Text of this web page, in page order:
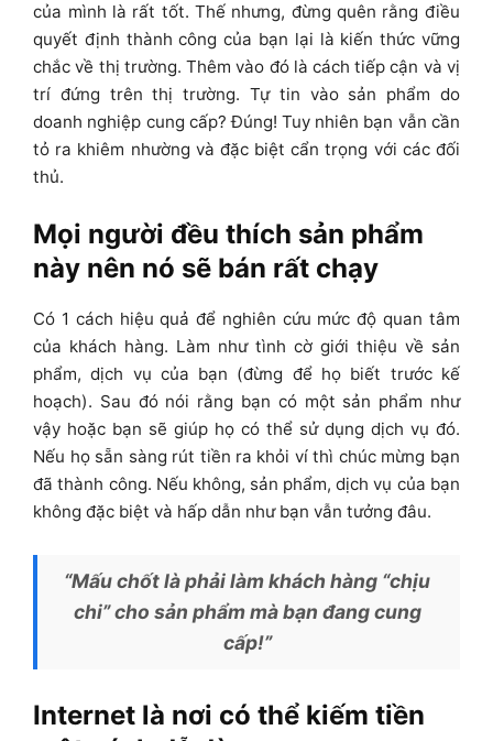
của mình là rất tốt. Thế nhưng, đừng quên rằng điều
quyết định thành công của bạn lại là kiến thức vững
chắc về thị trường. Thêm vào đó là cách tiếp cận và vị
trí đứng trên thị trường. Tự tin vào sản phẩm do
doanh nghiệp cung cấp? Đúng! Tuy nhiên bạn vẫn cần
tỏ ra khiêm nhường và đặc biệt cẩn trọng với các đối
thủ.
Mọi người đều thích sản phẩm
này nên nó sẽ bán rất chạy
Có 1 cách hiệu quả để nghiên cứu mức độ quan tâm
của khách hàng. Làm như tình cờ giới thiệu về sản
phẩm, dịch vụ của bạn (đừng để họ biết trước kế
hoạch). Sau đó nói rằng bạn có một sản phẩm như
vậy hoặc bạn sẽ giúp họ có thể sử dụng dịch vụ đó.
Nếu họ sẵn sàng rút tiền ra khỏi ví thì chúc mừng bạn
đã thành công. Nếu không, sản phẩm, dịch vụ của bạn
không đặc biệt và hấp dẫn như bạn vẫn tưởng đâu.
“Mấu chốt là phải làm khách hàng “chịu
chi” cho sản phẩm mà bạn đang cung
cấp!”
Internet là nơi có thể kiếm tiền